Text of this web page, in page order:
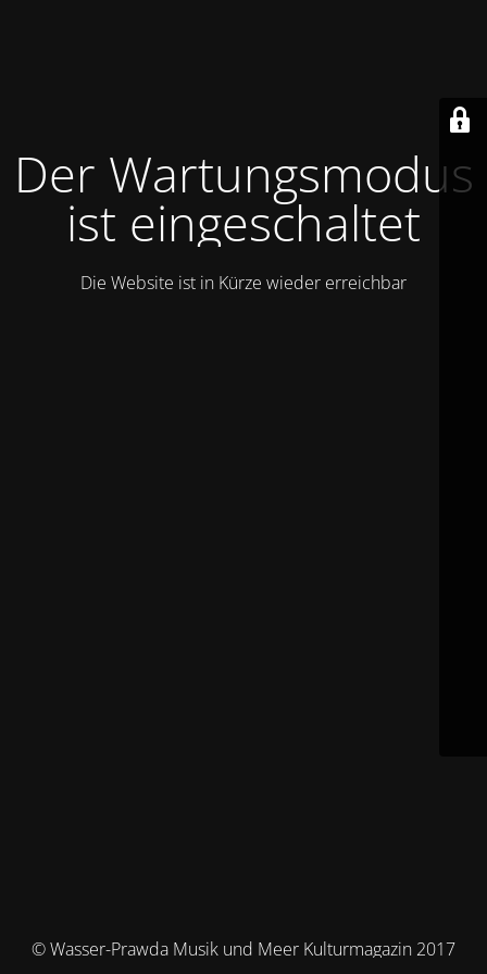
Der Wartungsmodus
ist eingeschaltet
Die Website ist in Kürze wieder erreichbar
© Wasser-Prawda Musik und Meer Kulturmagazin 2017